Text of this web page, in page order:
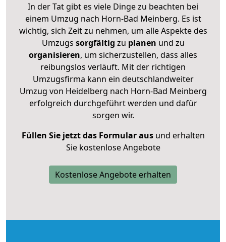
In der Tat gibt es viele Dinge zu beachten bei
einem Umzug nach Horn-Bad Meinberg. Es ist
wichtig, sich Zeit zu nehmen, um alle Aspekte des
Umzugs sorgfältig zu planen und zu
organisieren, um sicherzustellen, dass alles
reibungslos verläuft. Mit der richtigen
Umzugsfirma kann ein deutschlandweiter
Umzug von Heidelberg nach Horn-Bad Meinberg
erfolgreich durchgeführt werden und dafür
sorgen wir.
Füllen Sie jetzt das Formular ausund erhalten
Sie kostenlose Angebote
Kostenlose Angebote erhalten